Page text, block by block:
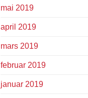
mai 2019
april 2019
mars 2019
februar 2019
januar 2019